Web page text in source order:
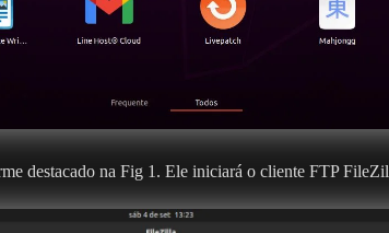
destacado na Fig 1. Ele iniciará o cliente FTP